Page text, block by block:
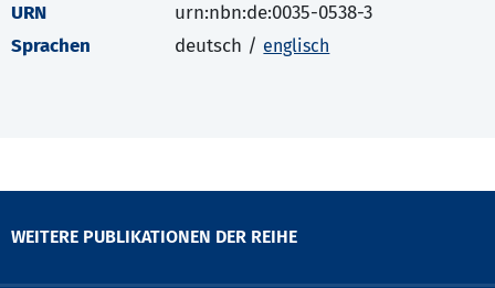
URN
urn:nbn:de:0035-0538-3
Sprachen
deutsch / englisch
WEITERE PUBLIKATIONEN DER REIHE